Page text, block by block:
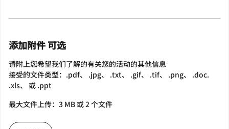
添加附件 可选
请附上您希望我们了解的有关您的活动的其他信息
接受的文件类型：.pdf、 .jpg、 .txt、 .gif、 .tif、 .png、 .doc.
.xls、 或 .ppt
最大文件上传：3 MB 或 2 个文件